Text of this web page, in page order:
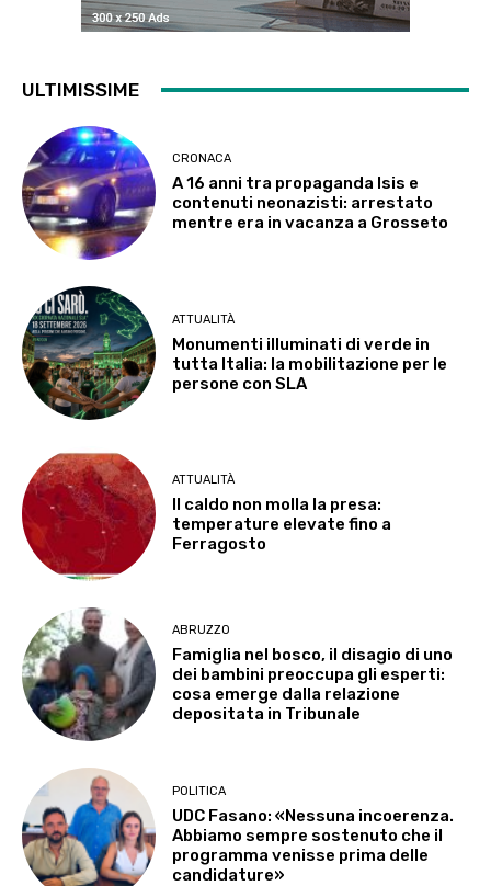
ULTIMISSIME
CRONACA
A 16 anni tra propaganda Isis e
contenuti neonazisti: arrestato
mentre era in vacanza a Grosseto
ATTUALITÀ
Monumenti illuminati di verde in
tutta Italia: la mobilitazione per le
persone con SLA
ATTUALITÀ
Il caldo non molla la presa:
temperature elevate fino a
Ferragosto
ABRUZZO
Famiglia nel bosco, il disagio di uno
dei bambini preoccupa gli esperti:
cosa emerge dalla relazione
depositata in Tribunale
POLITICA
UDC Fasano: «Nessuna incoerenza.
Abbiamo sempre sostenuto che il
programma venisse prima delle
candidature»